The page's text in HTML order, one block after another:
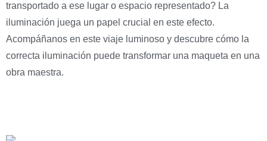
transportado a ese lugar o espacio representado? La
iluminación juega un papel crucial en este efecto.
Acompáñanos en este viaje luminoso y descubre cómo la
correcta iluminación puede transformar una maqueta en una
obra maestra.